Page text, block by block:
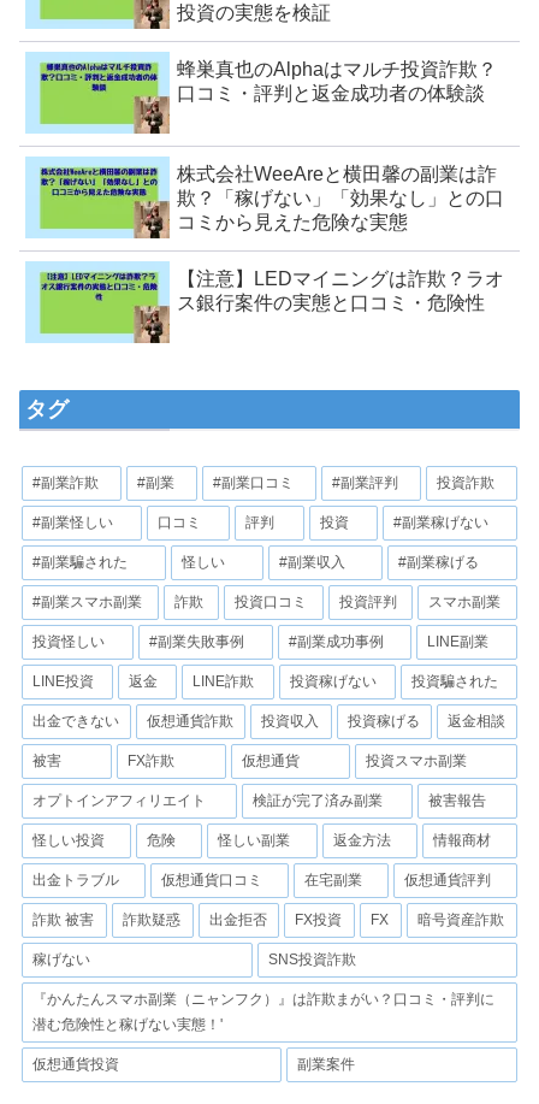
投資の実態を検証
蜂巣真也のAlphaはマルチ投資詐欺？
口コミ・評判と返金成功者の体験談
株式会社WeeAreと横田馨の副業は詐
欺？「稼げない」「効果なし」との口
コミから見えた危険な実態
【注意】LEDマイニングは詐欺？ラオ
ス銀行案件の実態と口コミ・危険性
タグ
#副業詐欺 #副業 #副業口コミ #副業評判 投資詐欺
#副業怪しい 口コミ 評判 投資 #副業稼げない
#副業騙された 怪しい #副業収入 #副業稼げる
#副業スマホ副業 詐欺 投資口コミ 投資評判 スマホ副業
投資怪しい #副業失敗事例 #副業成功事例 LINE副業
LINE投資 返金 LINE詐欺 投資稼げない 投資騙された
出金できない 仮想通貨詐欺 投資収入 投資稼げる 返金相談
被害 FX詐欺 仮想通貨 投資スマホ副業
オプトインアフィリエイト 検証が完了済み副業 被害報告
怪しい投資 危険 怪しい副業 返金方法 情報商材
出金トラブル 仮想通貨口コミ 在宅副業 仮想通貨評判
詐欺 被害 詐欺疑惑 出金拒否 FX投資 FX 暗号資産詐欺
稼げない SNS投資詐欺
『かんたんスマホ副業（ニャンフク）』は詐欺まがい？口コミ・評判に
潜む危険性と稼げない実態！'
仮想通貨投資 副業案件